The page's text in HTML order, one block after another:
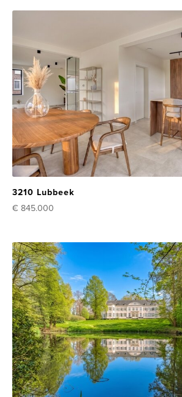
3210 Lubbeek
€ 845.000